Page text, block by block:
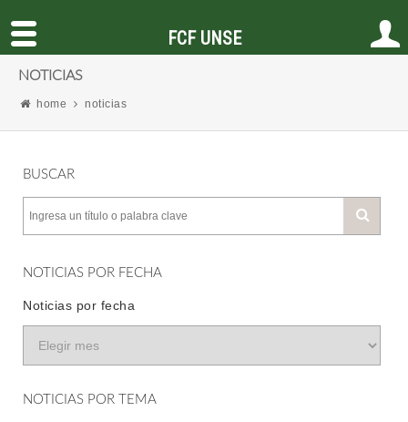
NOTICIAS
home noticias
BUSCAR
NOTICIAS POR FECHA
Noticias por fecha
NOTICIAS POR TEMA
FCF UNSE